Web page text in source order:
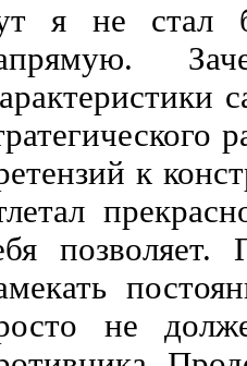
я не стал
к
не